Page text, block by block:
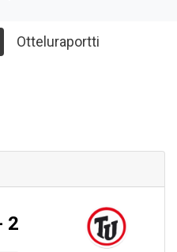
Otteluraportti
2